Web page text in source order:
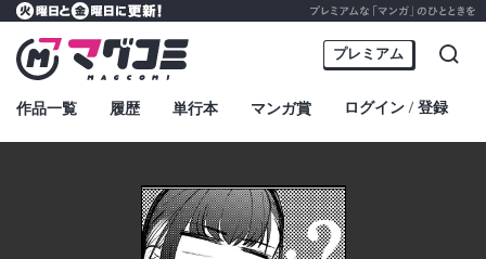
マグコミ – Mag Garden Comic Online
プレミアムな「マンガ」のひとときを
火曜日と金曜日に更新！
プレミアム
作品一覧 履歴 単行本 マンガ賞 ログイン ・
登録
検索